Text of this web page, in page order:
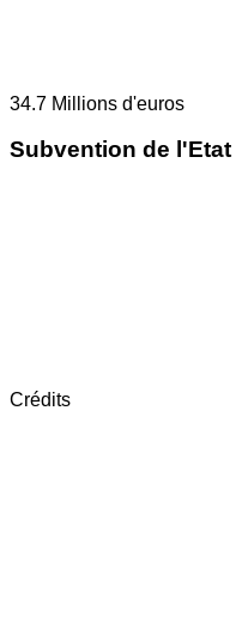
34.7 Millions d'euros
Subvention de l'Etat
Crédits